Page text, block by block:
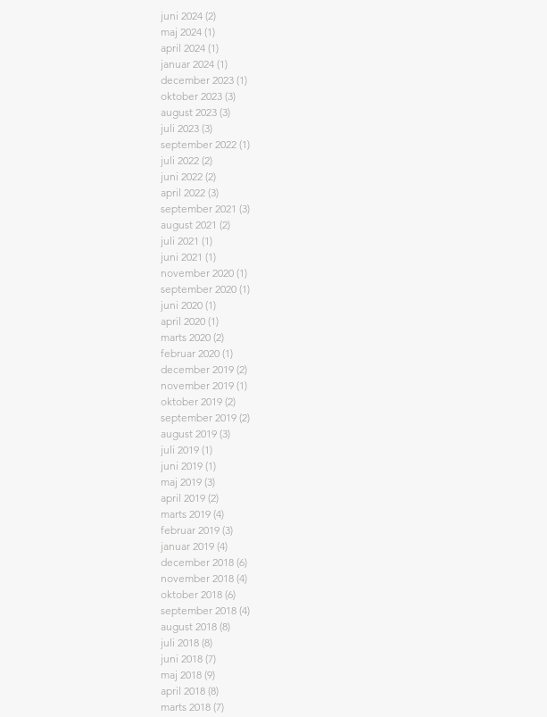
juni 2024 (2)
maj 2024 (1)
april 2024 (1)
januar 2024 (1)
december 2023 (1)
oktober 2023 (3)
august 2023 (3)
juli 2023 (3)
september 2022 (1)
juli 2022 (2)
juni 2022 (2)
april 2022 (3)
september 2021 (3)
august 2021 (2)
juli 2021 (1)
juni 2021 (1)
november 2020 (1)
september 2020 (1)
juni 2020 (1)
april 2020 (1)
marts 2020 (2)
februar 2020 (1)
december 2019 (2)
november 2019 (1)
oktober 2019 (2)
september 2019 (2)
august 2019 (3)
juli 2019 (1)
juni 2019 (1)
maj 2019 (3)
april 2019 (2)
marts 2019 (4)
februar 2019 (3)
januar 2019 (4)
december 2018 (6)
november 2018 (4)
oktober 2018 (6)
september 2018 (4)
august 2018 (8)
juli 2018 (8)
juni 2018 (7)
maj 2018 (9)
april 2018 (8)
marts 2018 (7)